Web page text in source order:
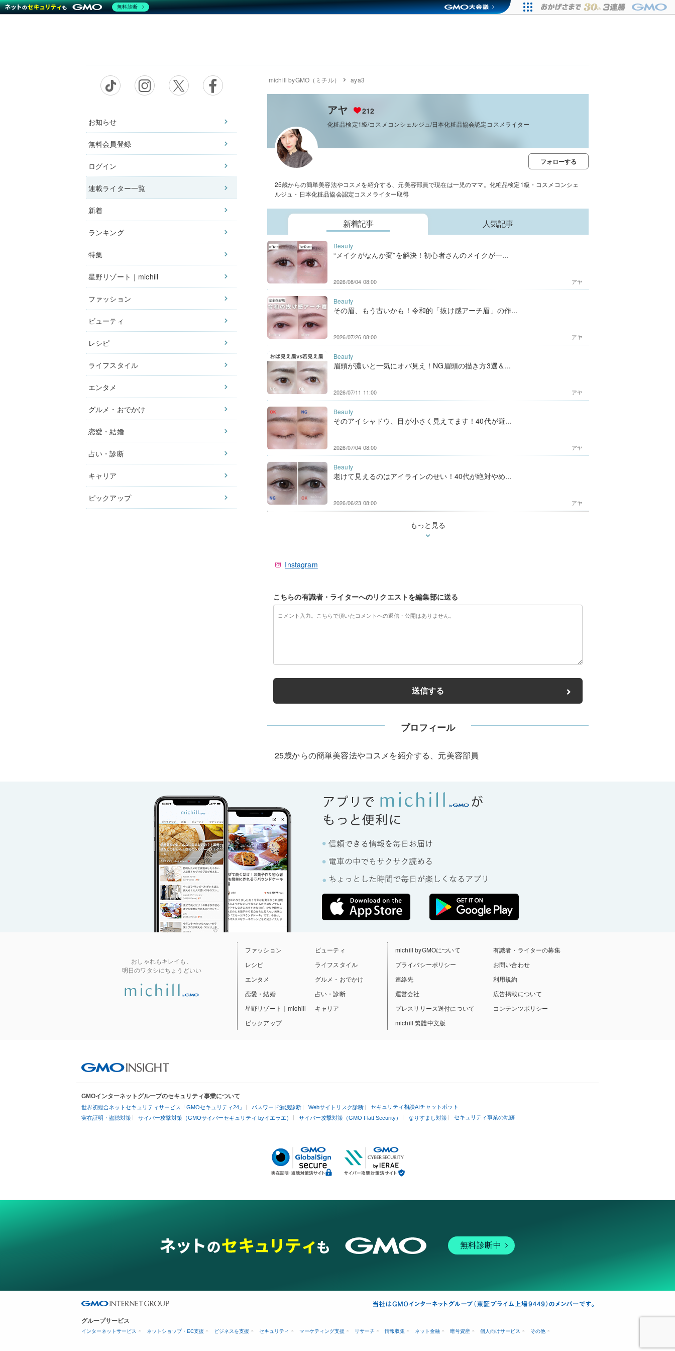
お知らせ
無料会員登録
ログイン
連載ライター一覧
新着
ランキング
特集
星野リゾート｜michill
ファッション
ビューティ
レシピ
ライフスタイル
エンタメ
グルメ・おでかけ
恋愛・結婚
占い・診断
キャリア
ピックアップ
michill byGMO（ミチル） aya3
アヤ 212
化粧品検定1級/コスメコンシェルジュ/日本化粧品協会認定コスメライター
フォローする
25歳からの簡単美容法やコスメを紹介する、元美容部員で現在は一児のママ。化粧品検定1級・コスメコンシェ
ルジュ・日本化粧品協会認定コスメライター取得
新着記事 人気記事
“メイクがなんか変”を解決！初心者さんのメイクが一...
アヤ
2026/08/04 08:00
その眉、もう古いかも！令和的「抜け感アーチ眉」の作...
アヤ
2026/07/26 08:00
眉頭が濃いと一気にオバ見え！NG眉頭の描き方3選＆...
アヤ
2026/07/11 11:00
そのアイシャドウ、目が小さく見えてます！40代が避...
アヤ
2026/07/04 08:00
老けて見えるのはアイラインのせい！40代が絶対やめ...
アヤ
2026/06/23 08:00
もっと見る
Instagram
こちらの有識者・ライターへのリクエストを編集部に送る
プロフィール
25歳からの簡単美容法やコスメを紹介する、元美容部員
おしゃれもキレイも、
明日のワタシにちょうどいい
ファッション
ビューティ
レシピ
ライフスタイル
エンタメ
グルメ・おでかけ
恋愛・結婚
占い・診断
星野リゾート｜michill
キャリア
ピックアップ
michill byGMOについて
有識者・ライターの募集
プライバシーポリシー
お問い合わせ
連絡先
利用規約
運営会社
広告掲載について
プレスリリース送付について
コンテンツポリシー
michill 繁體中文版
GMOインターネットグループのセキュリティ事業について
世界初総合ネットセキュリティサービス「GMOセキュリティ24」 パスワード漏洩診断 Webサイトリスク診断
セキュリティ相談AIチャットボット
実在証明・盗聴対策
サイバー攻撃対策（GMOサイバーセキュリティ byイエラエ） サイバー攻撃対策（GMO Flatt Security） なりすまし対策 セキュリティ事業の軌跡
無料診断中
グループサービス
インターネットサービス ネットショップ・EC支援 ビジネスを支援 セキュリティ マーケティング支援 リサーチ 情報収集 ネット金融 暗号資産 個人向けサービス その他
無料診断